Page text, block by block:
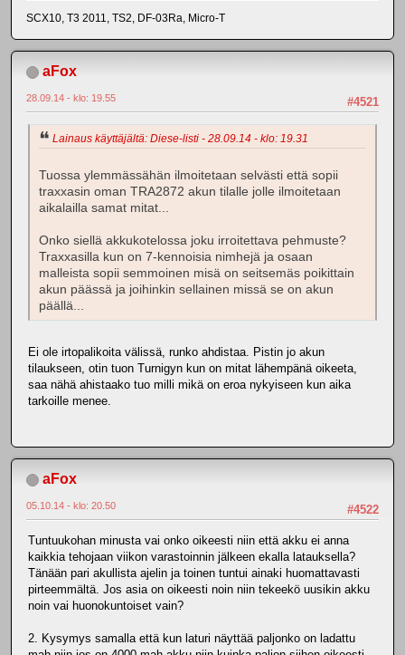
SCX10, T3 2011, TS2, DF-03Ra, Micro-T
aFox
#4521
28.09.14 - klo: 19.55
Lainaus käyttäjältä: Diese-listi - 28.09.14 - klo: 19.31
Tuossa ylemmässähän ilmoitetaan selvästi että sopii
traxxasin oman TRA2872 akun tilalle jolle ilmoitetaan
aikalailla samat mitat...
Onko siellä akkukotelossa joku irroitettava pehmuste?
Traxxasilla kun on 7-kennoisia nimhejä ja osaan
malleista sopii semmoinen misä on seitsemäs poikittain
akun päässä ja joihinkin sellainen missä se on akun
päällä...
Ei ole irtopalikoita välissä, runko ahdistaa. Pistin jo akun
tilaukseen, otin tuon Turnigyn kun on mitat lähempänä oikeeta,
saa nähä ahistaako tuo milli mikä on eroa nykyiseen kun aika
tarkoille menee.
aFox
#4522
05.10.14 - klo: 20.50
Tuntuukohan minusta vai onko oikeesti niin että akku ei anna
kaikkia tehojaan viikon varastoinnin jälkeen ekalla latauksella?
Tänään pari akullista ajelin ja toinen tuntui ainaki huomattavasti
pirteemmältä. Jos asia on oikeesti noin niin tekeekö uusikin akku
noin vai huonokuntoiset vain?
2. Kysymys samalla että kun laturi näyttää paljonko on ladattu